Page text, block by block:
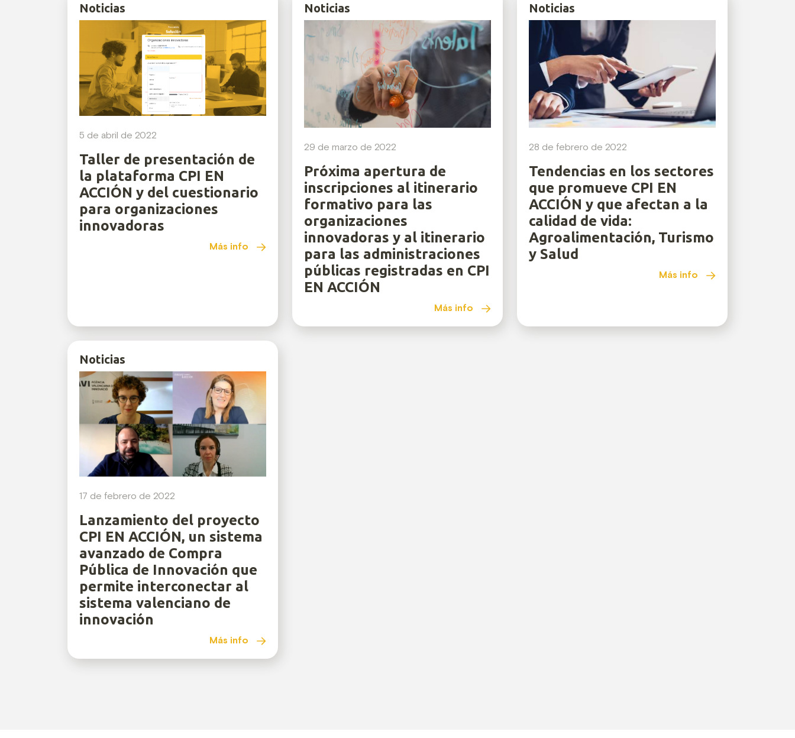
Noticias
5 de abril de 2022
Taller de presentación de
la plataforma CPI EN
ACCIÓN y del cuestionario
para organizaciones
innovadoras
Más info
Noticias
29 de marzo de 2022
Próxima apertura de
inscripciones al itinerario
formativo para las
organizaciones
innovadoras y al itinerario
para las administraciones
públicas registradas en CPI
EN ACCIÓN
Más info
Noticias
28 de febrero de 2022
Tendencias en los sectores
que promueve CPI EN
ACCIÓN y que afectan a la
calidad de vida:
Agroalimentación, Turismo
y Salud
Más info
Noticias
17 de febrero de 2022
Lanzamiento del proyecto
CPI EN ACCIÓN, un sistema
avanzado de Compra
Pública de Innovación que
permite interconectar al
sistema valenciano de
innovación
Más info